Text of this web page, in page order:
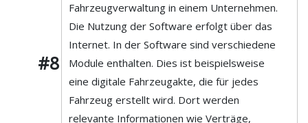
#8
Fahrzeugverwaltung in einem Unternehmen.
Die Nutzung der Software erfolgt über das
Internet. In der Software sind verschiedene
Module enthalten. Dies ist beispielsweise
eine digitale Fahrzeugakte, die für jedes
Fahrzeug erstellt wird. Dort werden
relevante Informationen wie Verträge,